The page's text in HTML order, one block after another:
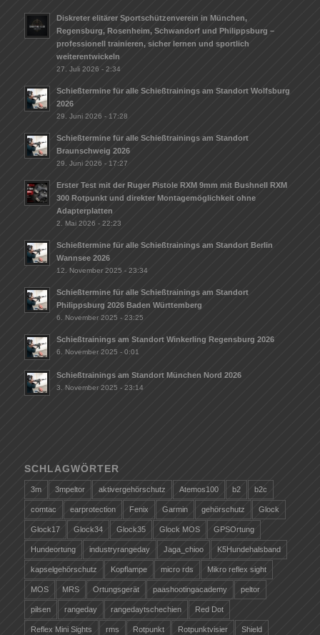
Diskreter elitärer Sportschützenverein in München,
Regensburg, Rosenheim, Schwandorf und Philippsburg –
professionell trainieren, sicher lernen und sportlich
weiterentwickeln
27. Juli 2026 - 2:34
Schießtermine für alle Schießtrainings am Standort Wolfsburg
2026
29. Juni 2026 - 17:28
Schießtermine für alle Schießtrainings am Standort
Braunschweig 2026
29. Juni 2026 - 17:27
Erster Test mit der Ruger Pistole RXM 9mm mit Bushnell RXM
300 Rotpunkt und direkter Montagemöglichkeit ohne
Adapterplatten
2. Mai 2026 - 22:23
Schießtermine für alle Schießtrainings am Standort Berlin
Wannsee 2026
12. November 2025 - 23:34
Schießtermine für alle Schießtrainings am Standort
Philippsburg 2026 Baden Württemberg
6. November 2025 - 23:25
Schießtrainings am Standort Winkerling Regensburg 2026
6. November 2025 - 0:01
Schießtrainings am Standort München Nord 2026
3. November 2025 - 23:14
SCHLAGWÖRTER
3m 3mpeltor aktivergehörschutz Atemos100 b2 b2c
comtac earprotection Fenix Garmin gehörschutz Glock
Glock17 Glock34 Glock35 Glock MOS GPSOrtung
Hundeortung industryrangeday Jaga_chioo K5Hundehalsband
kapselgehörschutz Kopflampe micro rds Mikro reflex sight
MOS MRS Ortungsgerät paashootingacademy peltor
pilsen rangeday rangedaytschechien Red Dot
Reflex Mini Sights rms Rotpunkt Rotpunktvisier Shield